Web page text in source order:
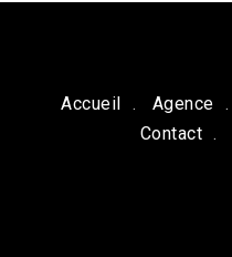
Accueil Agence
Contact